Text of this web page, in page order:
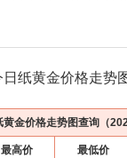
纸黄金价格走势
金价格走势图查询（
最高价 最低价